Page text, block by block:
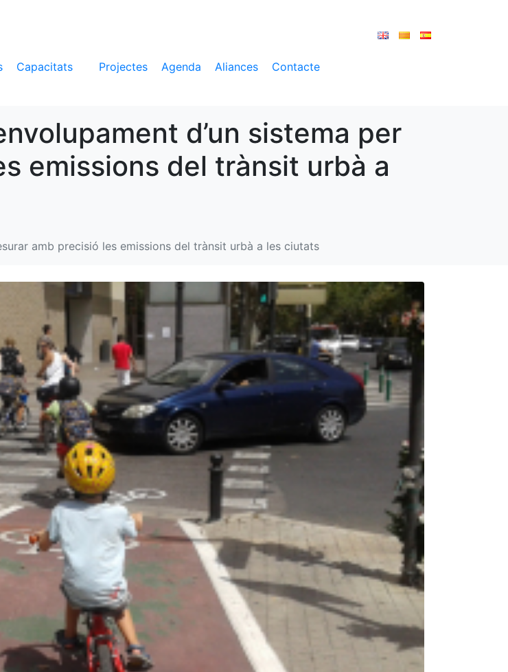
Capacitats Projectes Agenda Aliances Contacte
d’un sistema per
emissions del trànsit urbà a
amb precisió les emissions del trànsit urbà a les ciutats